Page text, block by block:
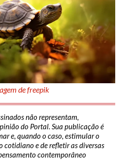
de freepik
não representam,
do Portal. Sua publicação é
e, quando o caso, estimular o
cotidiano e de refletir as diversas
contemporâneo